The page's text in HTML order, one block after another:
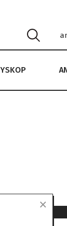
NIE TYLKO DLA